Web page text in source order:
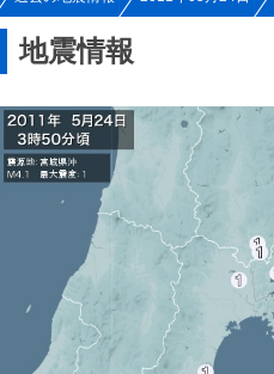
地震情報